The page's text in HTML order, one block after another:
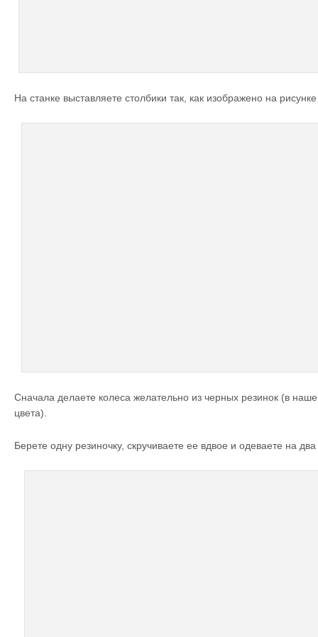
На станке выставляете столбики так, как изображено на
Сначала делаете колеса желательно из черных резинок (в
цвета).
Берете одну резиночку, скручиваете ее вдвое и одеваете на два